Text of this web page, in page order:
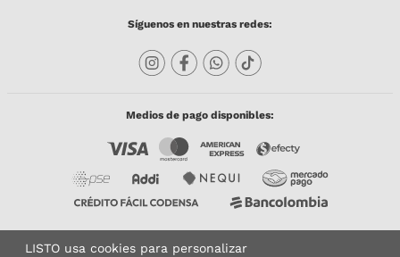
Síguenos en nuestras redes:
Medios de pago disponibles:
Copyright © 2023 TODACO S.A.S. Listo Mundo Cerámico. All Rights Reserved. Powered
LISTO usa cookies para personalizar